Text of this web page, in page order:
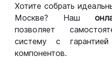
Хотите собрать
Москве? Наш
позволяет
систему с
компонентов.